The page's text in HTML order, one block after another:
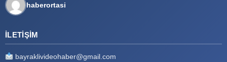
haberortasi
İLETIŞIM
bayraklivideohaber@gmail.com